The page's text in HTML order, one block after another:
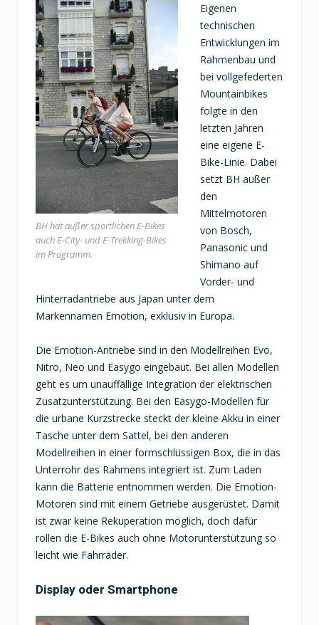
BH hat außer sportlichen E-Bikes
auch E-City- und E-Trekking-Bikes
im Programm.
Eigenen
technischen
Entwicklungen im
Rahmenbau und
bei vollgefederten
Mountainbikes
folgte in den
letzten Jahren
eine eigene E-
Bike-Linie. Dabei
setzt BH außer
den
Mittelmotoren
von Bosch,
Panasonic und
Shimano auf
Vorder- und
Hinterradantriebe aus Japan unter dem
Markennamen Emotion, exklusiv in Europa.
Die Emotion-Antriebe sind in den Modellreihen Evo,
Nitro, Neo und Easygo eingebaut. Bei allen Modellen
geht es um unauffällige Integration der elektrischen
Zusatzunterstützung. Bei den Easygo-Modellen für
die urbane Kurzstrecke steckt der kleine Akku in einer
Tasche unter dem Sattel, bei den anderen
Modellreihen in einer formschlüssigen Box, die in das
Unterrohr des Rahmens integriert ist. Zum Laden
kann die Batterie entnommen werden. Die Emotion-
Motoren sind mit einem Getriebe ausgerüstet. Damit
ist zwar keine Rekuperation möglich, doch dafür
rollen die E-Bikes auch ohne Motorunterstützung so
leicht wie Fahrräder.
Display oder Smartphone